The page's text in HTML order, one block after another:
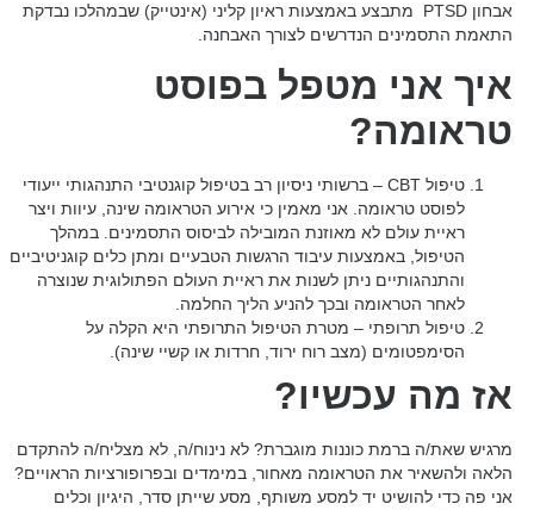
אבחון PTSD מתבצע באמצעות ראיון קליני (אינטייק) שבמהלכו נבדקת
התאמת התסמינים הנדרשים לצורך האבחנה.
איך אני מטפל בפוסט
טראומה?
טיפול CBT – ברשותי ניסיון רב בטיפול קוגנטיבי התנהגותי ייעודי
לפוסט טראומה. אני מאמין כי אירוע הטראומה שינה, עיוות ויצר
ראיית עולם לא מאוזנת המובילה לביסוס התסמינים. במהלך
הטיפול, באמצעות עיבוד הרגשות הטבעיים ומתן כלים קוגניטיביים
והתנהגותיים ניתן לשנות את ראיית העולם הפתולוגית שנוצרה
לאחר הטראומה ובכך להניע הליך החלמה.
טיפול תרופתי – מטרת הטיפול התרופתי היא הקלה על
הסימפטומים (מצב רוח ירוד, חרדות או קשיי שינה).
אז מה עכשיו?
מרגיש שאת/ה ברמת כוננות מוגברת? לא נינוח/ה, לא מצליח/ה להתקדם
הלאה ולהשאיר את הטראומה מאחור, במימדים ובפרופורציות הראויים?
אני פה כדי להושיט יד למסע משותף, מסע שייתן סדר, היגיון וכלים